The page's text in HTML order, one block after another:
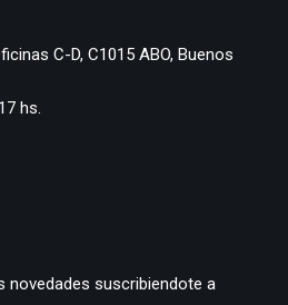
C-D, C1015 ABO, Buenos
hs.
novedades suscribiendote a